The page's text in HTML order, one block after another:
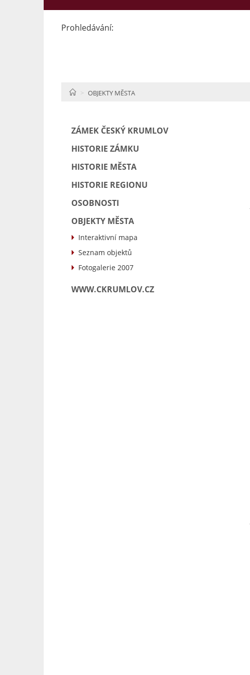
Prohledávání:
HOMEOBJEKTY MĚSTA
ZÁMEK ČESKÝ KRUMLOV
HISTORIE ZÁMKU
HISTORIE MĚSTA
HISTORIE REGIONU
OSOBNOSTI
OBJEKTY MĚSTA
Interaktivní mapa
Seznam objektů
Fotogalerie 2007
WWW.CKRUMLOV.CZ